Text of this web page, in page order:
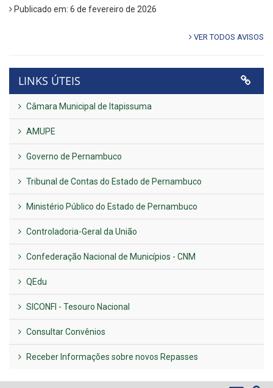
Publicado em: 6 de fevereiro de 2026
VER TODOS AVISOS
LINKS ÚTEIS
Câmara Municipal de Itapissuma
AMUPE
Governo de Pernambuco
Tribunal de Contas do Estado de Pernambuco
Ministério Público do Estado de Pernambuco
Controladoria-Geral da União
Confederação Nacional de Municípios - CNM
QEdu
SICONFI - Tesouro Nacional
Consultar Convênios
Receber Informações sobre novos Repasses